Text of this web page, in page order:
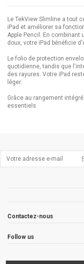
Le TekView Slimline a tout
iPad et améliorer sa
Apple Pencil. En
doux, votre iPad bénéficie
Le folio de protection
quotidienne, tandis que
des rayures. Votre iPad
léger.
Grâce au rangement
essentiels
Contactez-nous
Follow us